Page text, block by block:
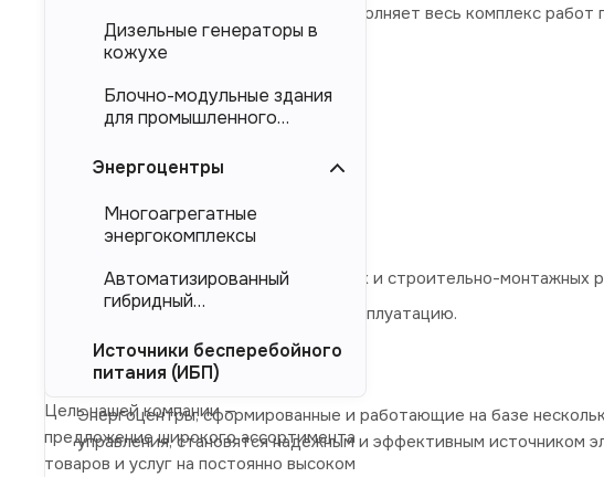
Компания "ТД Электроагрегат" выполняет весь комплекс работ
обследование объекта,
проектирование,
изготовление,
испытания,
доставка на объект,
проведение пусконаладочных и строительно-монтажных
передача энергомодуля в эксплуатацию.
Энергоцентры, сформированные и работающие на базе
управления, становятся надежным и эффективным источником
Дизельные генераторы в
кожухе
Блочно-модульные здания
для промышленного
оборудования (БМЗ)
Энергоцентры
Многоагрегатные
энергокомплексы
Автоматизированный
гибридный
Источники бесперебойного
питания (ИБП)
Цель нашей компании —
предложение широкого ассортимента
товаров и услуг на постоянно высоком